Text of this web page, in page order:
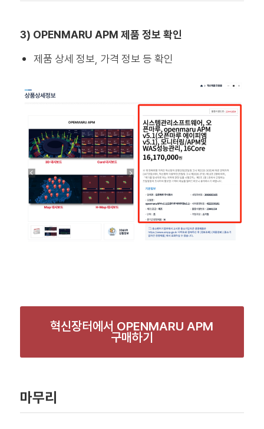
3) OPENMARU APM 제품 정보 확인
제품 상세 정보, 가격 정보 등 확인
혁신장터에서 OPENMARU APM
구매하기
마무리